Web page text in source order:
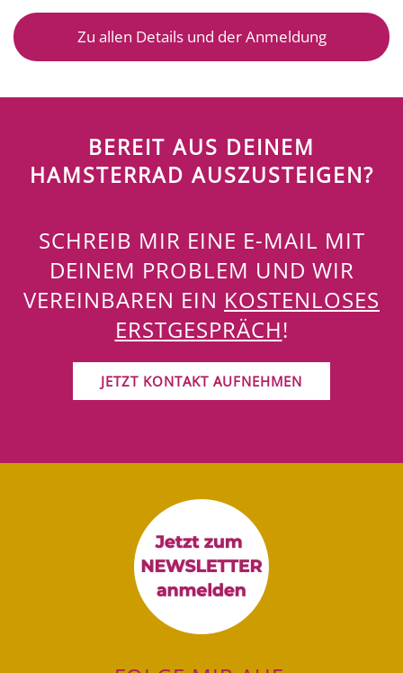
Zu allen Details und der Anmeldung
BEREIT AUS DEINEM
HAMSTERRAD AUSZUSTEIGEN?
SCHREIB MIR EINE E-MAIL MIT
DEINEM PROBLEM UND WIR
VEREINBAREN EIN KOSTENLOSES
ERSTGESPRÄCH!
JETZT KONTAKT AUFNEHMEN